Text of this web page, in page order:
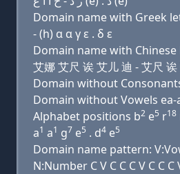
Domain name with Greek
- (h) α α γ ε . δ ε
Domain name with Chinese
艾娜 艾尺 诶 艾儿 迪 - 艾尺
Domain without
Domain without Vowels ea-
Alphabet positions b2 e5 r18
a1 a1 g7 e5 . d4 e5
Domain name pattern:
N:Number C V C C C V C C C